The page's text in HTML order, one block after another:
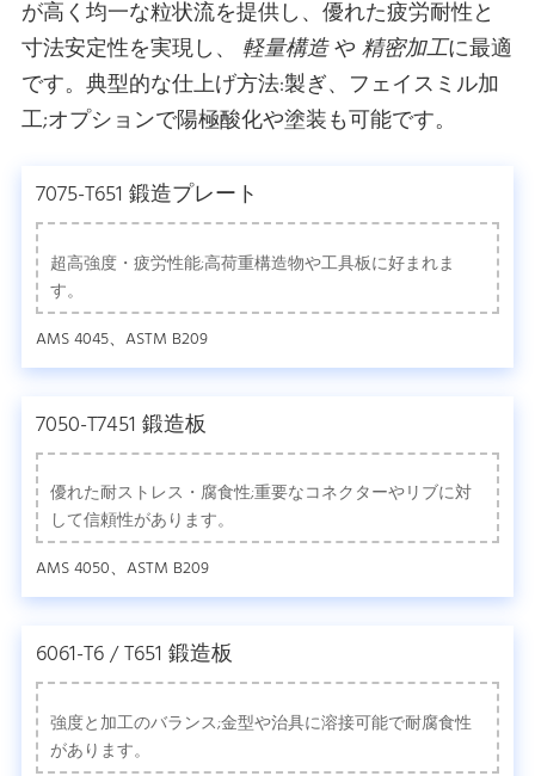
が高く均一な粒状流を提供し、優れた疲労耐性と
寸法安定性を実現し、 軽量構造や 精密加工に最適
です。典型的な仕上げ方法:製ぎ、フェイスミル加
工;オプションで陽極酸化や塗装も可能です。
7075-T651 鍛造プレート
超高強度・疲労性能;高荷重構造物や工具板に好まれま
す。
AMS 4045、ASTM B209
7050-T7451 鍛造板
優れた耐ストレス・腐食性;重要なコネクターやリブに対
して信頼性があります。
AMS 4050、ASTM B209
6061-T6 / T651 鍛造板
強度と加工のバランス;金型や治具に溶接可能で耐腐食性
があります。